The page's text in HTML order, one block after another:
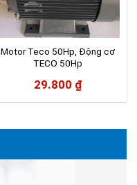
Motor Teco 50Hp, Động cơ
TECO 50Hp
29.800 ₫